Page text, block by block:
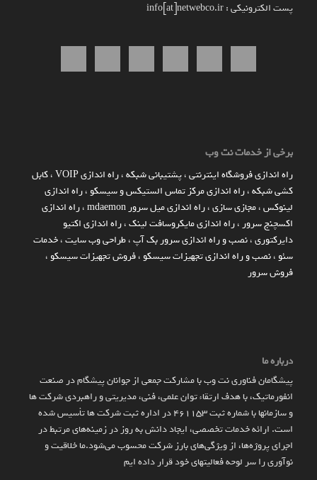
پست الکترونیکی : info[at]netwebco.ir
برخی از خدمات نت وب
راه اندازي فروشگاه اينترنتي،پشتیبانی شبکه،راه اندازی VOIP ،کابل
کشی شبکه،راه اندازی مرکز تماس الستیکس و سیسکو،راه اندازی
لینوکس،مجازی سازی،راه اندازی میل سرور mdaemon ،راه اندازی
اکسچنج سرور،راه اندازی مایکروسافت لینک،راه اندازی اکتیو
دایرکتوری،نصب و راه اندازی سرور بک آپ،طراحی وب سایت،خدمات
سئو،نصب و راه اندازی تجهیزات سیسکو،فروش تجهیزات سیسکو،
فروش سرور
درباره ما
پیشگامان فناوری نت وب با مشارکت جمعی از جوانان پیشگام در صنعت
انفورماتیک، با هدف ارتقاء توان علمی، فنی، مدیریتی و راهبردی شرکت ها
و سازمان­ها با شماره ثبت 461153 در اداره ثبت شرکت ها تأسیس شده
است. ارائه خدمات تخصصی، ایجاد دانش به‌ روز در زمینه‌های مرتبط در
اجرای پروژه‌ها، از ویژگی‌های بارز شرکت محسوب می‌شود.ما خلاقیت و
نوآوری را سر لوحه فعالیتهای خود قرار داده ایم